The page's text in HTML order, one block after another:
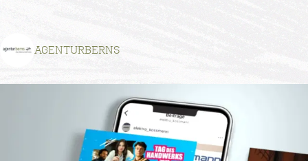
AGENTURBERNS